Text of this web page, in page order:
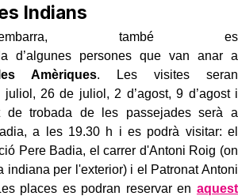
Indians
també es
d’algunes persones que van anar a
Amèriques. Les visites seran
26 de juliol, 2 d’agost, 9 d’agost i
de trobada de les passejades serà a
a les 19.30 h i es podrà visitar: el
Pere Badia, el carrer d'Antoni Roig (on
indiana per l'exterior) i el Patronat Antoni
places es podran reservar en aquest